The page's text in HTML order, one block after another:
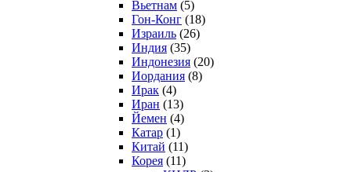
Вьетнам (5)
Гон-Конг (18)
Израиль (26)
Индия (35)
Индонезия (20)
Иордания (8)
Ирак (4)
Иран (13)
Йемен (4)
Катар (1)
Китай (11)
Корея (11)